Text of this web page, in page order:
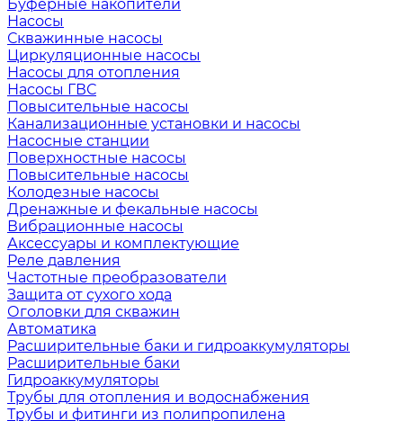
Буферные накопители
Насосы
Скважинные насосы
Циркуляционные насосы
Насосы для отопления
Насосы ГВС
Повысительные насосы
Канализационные установки и насосы
Насосные станции
Поверхностные насосы
Повысительные насосы
Колодезные насосы
Дренажные и фекальные насосы
Вибрационные насосы
Аксессуары и комплектующие
Реле давления
Частотные преобразователи
Защита от сухого хода
Оголовки для скважин
Автоматика
Расширительные баки и гидроаккумуляторы
Расширительные баки
Гидроаккумуляторы
Трубы для отопления и водоснабжения
Трубы и фитинги из полипропилена